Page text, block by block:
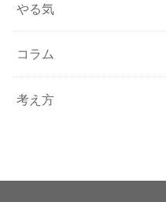
やる気
コラム
考え方